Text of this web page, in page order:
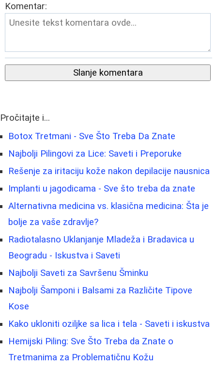
Komentar:
Slanje komentara
Pročitajte i...
Botox Tretmani - Sve Što Treba Da Znate
Najbolji Pilingovi za Lice: Saveti i Preporuke
Rešenje za iritaciju kože nakon depilacije nausnica
Implanti u jagodicama - Sve što treba da znate
Alternativna medicina vs. klasična medicina: Šta je
bolje za vaše zdravlje?
Radiotalasno Uklanjanje Mladeža i Bradavica u
Beogradu - Iskustva i Saveti
Najbolji Saveti za Savršenu Šminku
Najbolji Šamponi i Balsami za Različite Tipove
Kose
Kako ukloniti oziljke sa lica i tela - Saveti i iskustva
Hemijski Piling: Sve Što Treba da Znate o
Tretmanima za Problematičnu Kožu